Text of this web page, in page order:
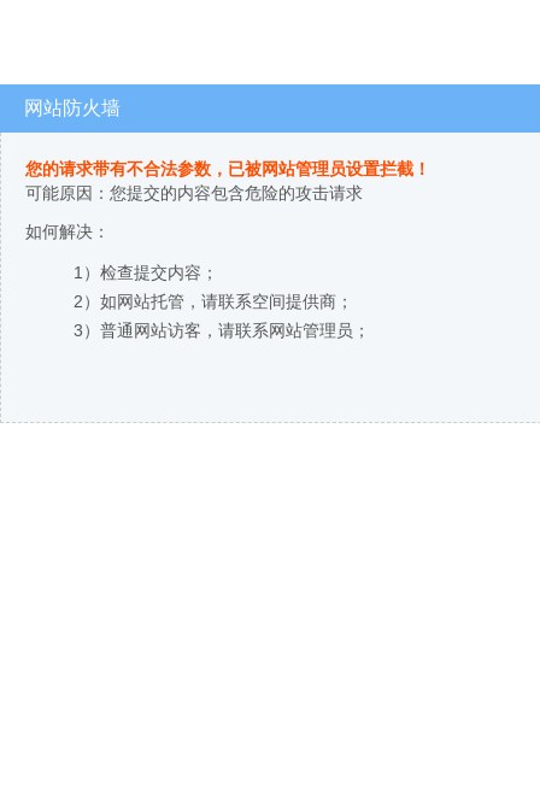
网站防火墙
您的请求带有不合法参数，已被网站管理员设置拦截！
可能原因：您提交的内容包含危险的攻击请求
如何解决：
1）检查提交内容；
2）如网站托管，请联系空间提供商；
3）普通网站访客，请联系网站管理员；